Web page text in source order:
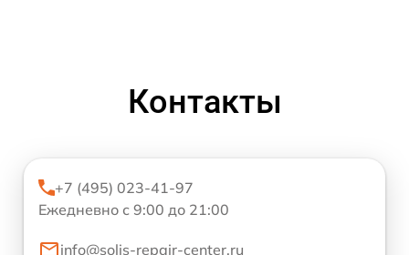
Контакты
+7 (495) 023-41-97
Ежедневно с 9:00 до 21:00
info@solis-repair-center.ru